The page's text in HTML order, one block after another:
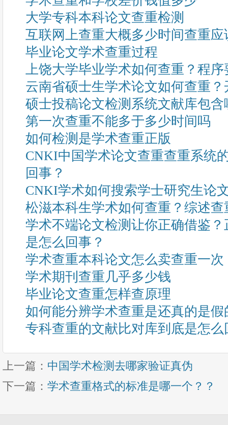
大学专科本科论文查重检测
互联网上查重大概多少时间查重
毕业论文学术查重过程
上饶大学毕业学术如何查重？程序
云南省硕士生学术论文如何查重
硕士投稿论文检测系统文献库包含
第一次查重不能多于多少时间吗
如何检测是学术查重正版
CNKI中国学术论文查重查重系统
回事？
CNKI学术如何搜索学士研究生论
松滋本科生学术如何查重？综述查
学术不端论文检测让你正确借鉴
是怎么回事？
学术查重本科论文怎么卖查重一次
学术期刊查重几乎多少钱
毕业论文查重怎样查原理
如何能分辨学术查重是还真的是假
专科查重的文献比对库到底是怎么
上一篇： 中国学术检测去哪家验证真伪
下一篇： 学术查重格式的标准是哪一个？？